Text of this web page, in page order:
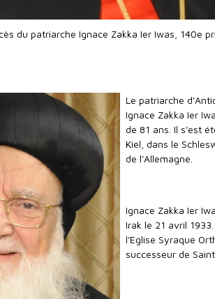
du patriarche Ignace Zakka Ier Iwas, 140e
Le patriarche
Ignace Zakka Ier
de 81 ans. Il s'est
Kiel, dans le
de l'Allemagne.
Ignace Zakka Ier
Irak le 21 avril
l'Eglise Syraque
successeur de